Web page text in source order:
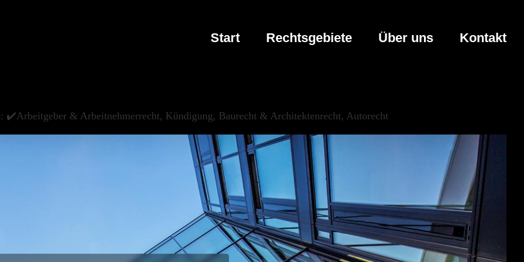
Start Rechtsgebiete Über uns Kontakt
& Arbeitnehmerrecht, Kündigung, Baurecht & Architektenrecht, Autorecht